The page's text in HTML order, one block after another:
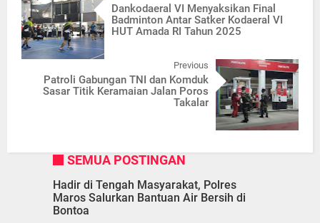
Dankodaeral VI Menyaksikan Final
Badminton Antar Satker Kodaeral VI
HUT Amada RI Tahun 2025
Previous
Patroli Gabungan TNI dan Komduk
Sasar Titik Keramaian Jalan Poros
Takalar
SEMUA POSTINGAN
Hadir di Tengah Masyarakat, Polres
Maros Salurkan Bantuan Air Bersih di
Bontoa